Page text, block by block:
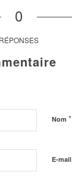
0
RÉPONSES
Nom *
E-mail